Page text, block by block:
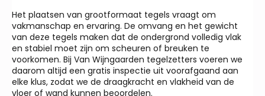
Het plaatsen van grootformaat tegels vraagt om
vakmanschap en ervaring. De omvang en het gewicht
van deze tegels maken dat de ondergrond volledig vlak
en stabiel moet zijn om scheuren of breuken te
voorkomen. Bij Van Wijngaarden tegelzetters voeren we
daarom altijd een gratis inspectie uit voorafgaand aan
elke klus, zodat we de draagkracht en vlakheid van de
vloer of wand kunnen beoordelen.